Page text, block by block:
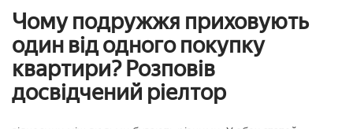
Чому подружжя приховують
один від одного покупку
квартири? Розповів
досвідчений ріелтор